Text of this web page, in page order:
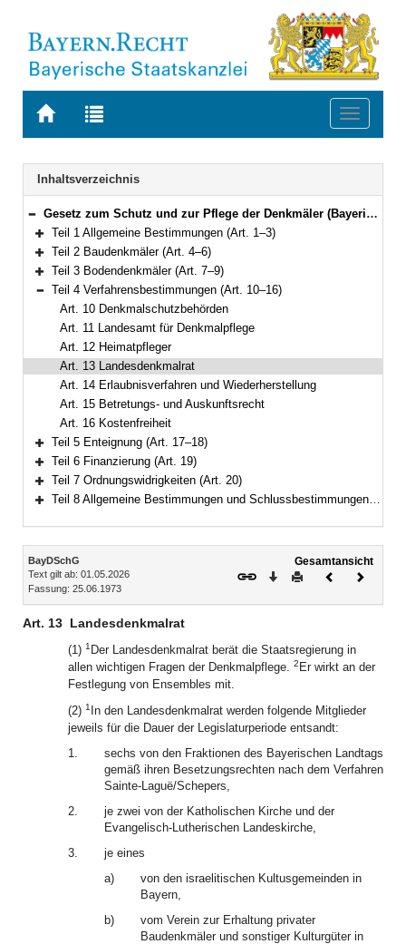
Zur
BAYERN.RECHT
Zur
letzten
Suche
Toggle
Navigation
Inhaltsverzeichnis
Bereich reduzieren
Gesetz zum Schutz und zur Pflege der Denkmäler (Bayerisches Denkmalschutzgesetz – BayDSchG) Vom 25. Juni 1973 (BayRS IV S. 354) BayRS 2242-1-WK (Art. 1–25)
Bereich erweitern
Teil 1 Allgemeine Bestimmungen (Art. 1–3)
Bereich erweitern
Teil 2 Baudenkmäler (Art. 4–6)
Bereich erweitern
Teil 3 Bodendenkmäler (Art. 7–9)
Bereich reduzieren
Teil 4 Verfahrensbestimmungen (Art. 10–16)
Art. 10 Denkmalschutzbehörden
Art. 11 Landesamt für Denkmalpflege
Art. 12 Heimatpfleger
Art. 13 Landesdenkmalrat
Art. 14 Erlaubnisverfahren und Wiederherstellung
Art. 15 Betretungs- und Auskunftsrecht
Art. 16 Kostenfreiheit
Bereich erweitern
Teil 5 Enteignung (Art. 17–18)
Bereich erweitern
Teil 6 Finanzierung (Art. 19)
Bereich erweitern
Teil 7 Ordnungswidrigkeiten (Art. 20)
Teil 8 Allgemeine Bestimmungen und Schlussbestimmungen (Art. 21–25)
Inhalt
BayDSchG
Text gilt ab: 01.05.2026
Fassung: 25.06.1973
Gesamtansicht
Download
DruckenVorheriges
Art. 13 Landesdenkmalrat
(1) 1 Der Landesdenkmalrat berät die Staatsregierung in
allen wichtigen Fragen der Denkmalpflege. 2 Er wirkt an der
Festlegung von Ensembles mit.
(2) 1 In den Landesdenkmalrat werden folgende Mitglieder
jeweils für die Dauer der Legislaturperiode entsandt:
1.
sechs von den Fraktionen des Bayerischen Landtags
gemäß ihren Besetzungsrechten nach dem Verfahren
Sainte-Laguë/Schepers,
2.
je zwei von der Katholischen Kirche und der
Evangelisch-Lutherischen Landeskirche,
3.
je eines
a)
von den israelitischen Kultusgemeinden in
Bayern,
b)
vom Verein zur Erhaltung privater
Baudenkmäler und sonstiger Kulturgüter in